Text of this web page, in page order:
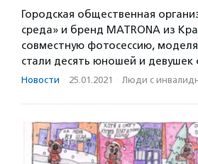
Городская общественная
среда» и бренд MATRONA из
совместную фотосессию,
стали десять юношей и девушек
Новости · 25.01.2021 · Люди с